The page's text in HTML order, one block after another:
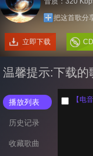
把这首歌分
立即下载
温馨提示:下载的
播放列表
历史记录
收藏歌曲
【电